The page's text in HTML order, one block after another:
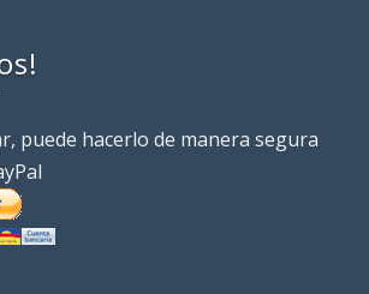
puede hacerlo de manera segura